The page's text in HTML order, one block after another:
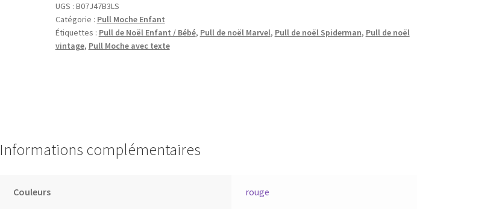
UGS : B07J47B3LS
Catégorie : Pull Moche Enfant
Étiquettes : Pull de Noël Enfant / Bébé, Pull de noël Marvel, Pull de noël Spiderman, Pull de noël
vintage, Pull Moche avec texte
Informations complémentaires
Couleurs rouge